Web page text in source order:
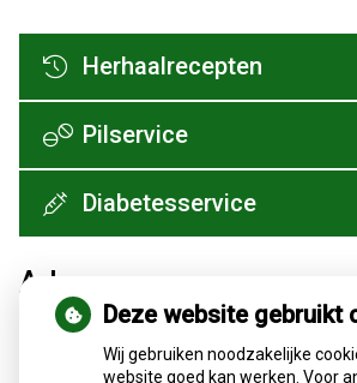
Herhaalrecepten
Pilservice
Diabetesservice
Adresgegevens
Alteveerstraat 3
7906 CA Hoogeveen
Deze website gebruikt
Wij gebruiken noodzakelijke
website goed kan werken. Voor